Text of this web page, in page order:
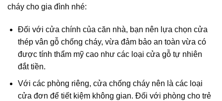
cháy cho gia đình nhé:
Đối với cửa chính của căn nhà, bạn nên lựa chọn cửa
thép vân gỗ chống cháy, vừa đảm bảo an toàn vừa có
được tính thẩm mỹ cao như các loại cửa gỗ tự nhiên
đắt tiền.
Với các phòng riêng, cửa chống cháy nên là các loại
cửa đơn để tiết kiệm không gian. Đối với phòng cho trẻ